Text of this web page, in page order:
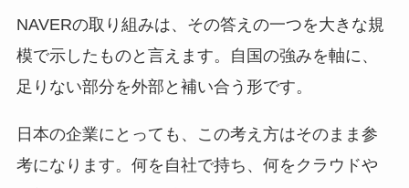
NAVERの取り組みは、その答えの一つを大きな規
模で示したものと言えます。自国の強みを軸に、
足りない部分を外部と補い合う形です。
日本の企業にとっても、この考え方はそのまま参
考になります。何を自社で持ち、何をクラウドや